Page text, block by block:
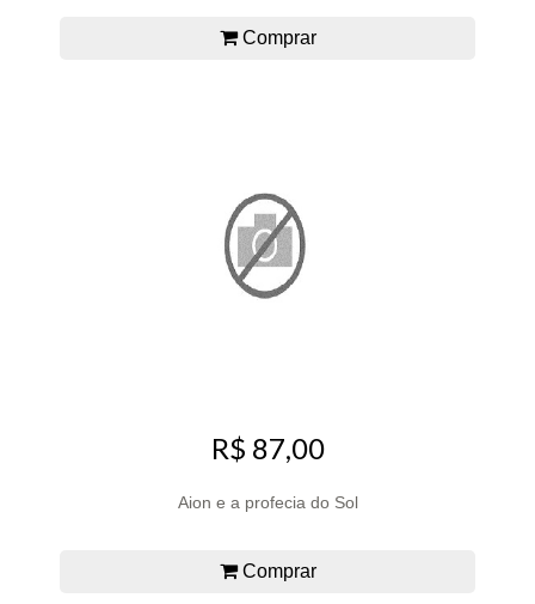
Comprar
R$ 87,00
Aion e a profecia do Sol
Comprar